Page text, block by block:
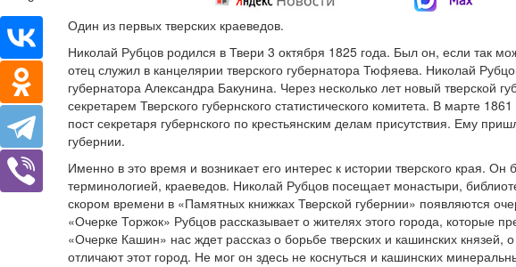
Один из первых тверских краеведов.
Николай Рубцов родился в Твери 3 октября 1825 года. Был он, если так
отец служил в канцелярии тверского губернатора Тюфяева. Николай
губернатора Александра Бакунина. Через несколько лет новый тверской
секретарем Тверского губернского статистического комитета. В марте
пост секретаря губернского по крестьянским делам присутствия. Ему
губернии.
Именно в это время и возникает его интерес к истории тверского края.
терминологией, краеведов. Николай Рубцов посещает монастыри,
скором времени в «Памятных книжках Тверской губернии» появляются
«Очерке Торжок» Рубцов рассказывает о жителях этого города, которые
«Очерке Кашин» нас ждет рассказ о борьбе тверских и кашинских князей,
отличают этот город. Не мог он здесь не коснуться и кашинских